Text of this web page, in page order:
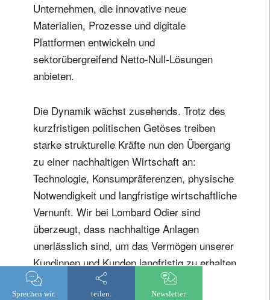
Unternehmen, die innovative neue
Materialien, Prozesse und digitale
Plattformen entwickeln und
sektorübergreifend Netto-Null-Lösungen
anbieten.
Die Dynamik wächst zusehends. Trotz des
kurzfristigen politischen Getöses treiben
starke strukturelle Kräfte nun den Übergang
zu einer nachhaltigen Wirtschaft an:
Technologie, Konsumpräferenzen, physische
Notwendigkeit und langfristige wirtschaftliche
Vernunft. Wir bei Lombard Odier sind
überzeugt, dass nachhaltige Anlagen
unerlässlich sind, um das Vermögen unserer
Kundinnen und Kunden langfristig zu erhalten
und zu mehren. Tatsächlich stellt Präsident
Trumps aktuelles Vorgehen, wichtige
Sprechen wir. teilen. Newsletter.